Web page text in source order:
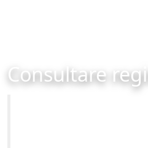
Consultare